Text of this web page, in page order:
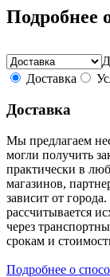
Подробнее
Доставка
Доставка
Мы предлагаем
могли получить
практически в
магазинов,
зависит от
рассчитывается
через
срокам и
Подробнее о